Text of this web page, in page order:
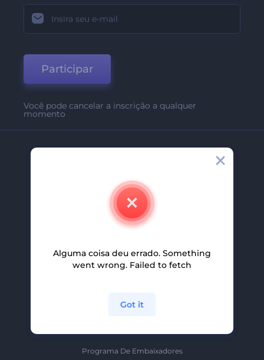
Participar
Você pode cancelar a inscrição a qualquer
momento
Contate-Nos
Carreiras
Programa De Afiliados
Programa De Embaixadores
Alguma coisa deu errado. Something
went wrong. Failed to fetch
Got it